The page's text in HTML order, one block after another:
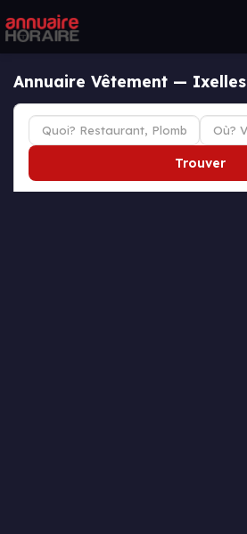
Annuaire Vêtement — Ixelles
Trouver